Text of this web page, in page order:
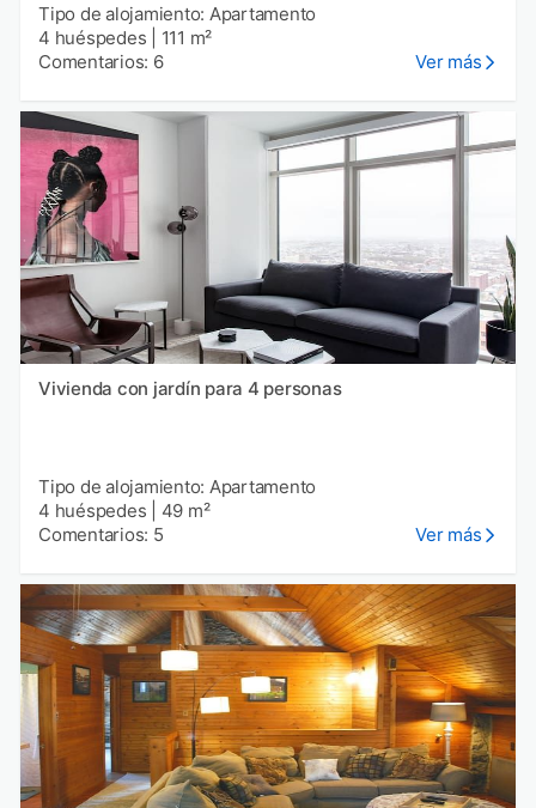
Tipo de alojamiento: Apartamento
4 huéspedes
111 m²
Comentarios: 6
Ver más
Vivienda con jardín para 4 personas
Tipo de alojamiento: Apartamento
4 huéspedes
49 m²
Comentarios: 5
Ver más